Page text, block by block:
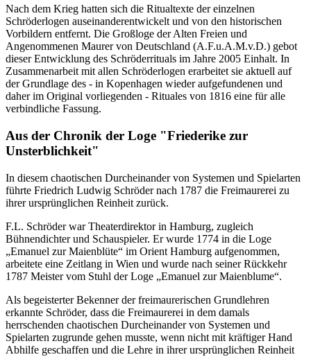
Nach dem Krieg hatten sich die Ritualtexte der einzelnen
Schröderlogen auseinanderentwickelt und von den historischen
Vorbildern entfernt. Die Großloge der Alten Freien und
Angenommenen Maurer von Deutschland (A.F.u.A.M.v.D.) gebot
dieser Entwicklung des Schröderrituals im Jahre 2005 Einhalt. In
Zusammenarbeit mit allen Schröderlogen erarbeitet sie aktuell auf
der Grundlage des - in Kopenhagen wieder aufgefundenen und
daher im Original vorliegenden - Rituales von 1816 eine für alle
verbindliche Fassung.
Aus der Chronik der Loge "Friederike zur
Unsterblichkeit"
In diesem chaotischen Durcheinander von Systemen und Spielarten
führte Friedrich Ludwig Schröder nach 1787 die Freimaurerei zu
ihrer ursprünglichen Reinheit zurück.
F.L. Schröder war Theaterdirektor in Hamburg, zugleich
Bühnendichter und Schauspieler. Er wurde 1774 in die Loge
„Emanuel zur Maienblüte“ im Orient Hamburg aufgenommen,
arbeitete eine Zeitlang in Wien und wurde nach seiner Rückkehr
1787 Meister vom Stuhl der Loge „Emanuel zur Maienblume“.
Als begeisterter Bekenner der freimaurerischen Grundlehren
erkannte Schröder, dass die Freimaurerei in dem damals
herrschenden chaotischen Durcheinander von Systemen und
Spielarten zugrunde gehen musste, wenn nicht mit kräftiger Hand
Abhilfe geschaffen und die Lehre in ihrer ursprünglichen Reinheit